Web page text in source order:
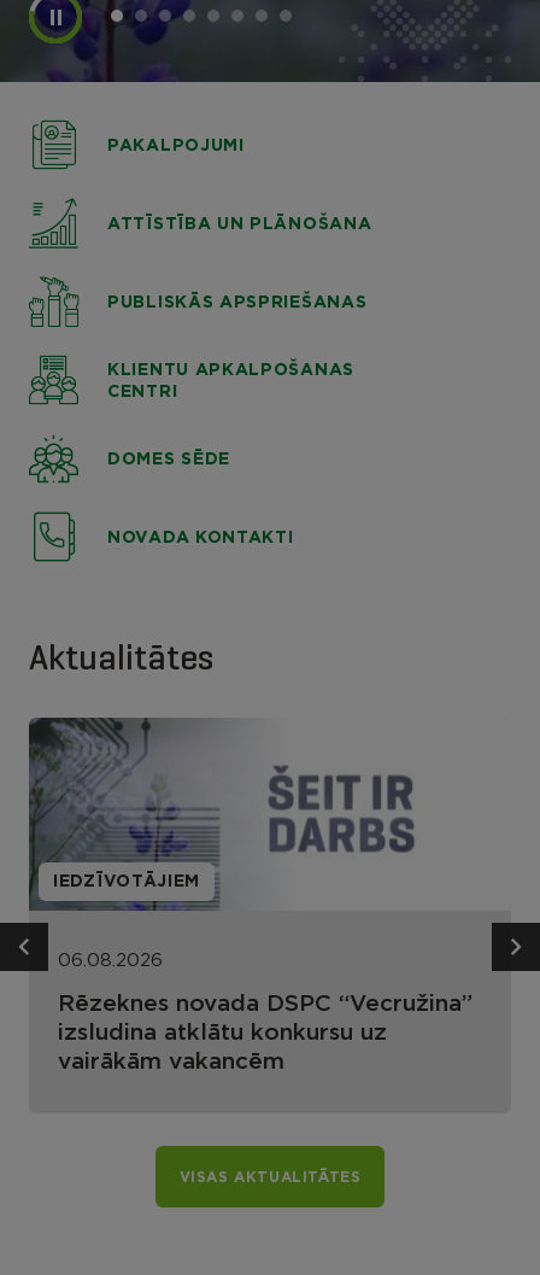
PAKALPOJUMI
ATTĪSTĪBA UN PLĀNOŠANA
PUBLISKĀS APSPRIEŠANAS
KLIENTU APKALPOŠANAS
CENTRI
DOMES SĒDE
NOVADA KONTAKTI
Aktualitātes
IEDZĪVOTĀJIEM
06.08.2026
Rēzeknes novada DSPC “Vecružina”
izsludina atklātu konkursu uz
vairākām vakancēm
VISAS AKTUALITĀTES